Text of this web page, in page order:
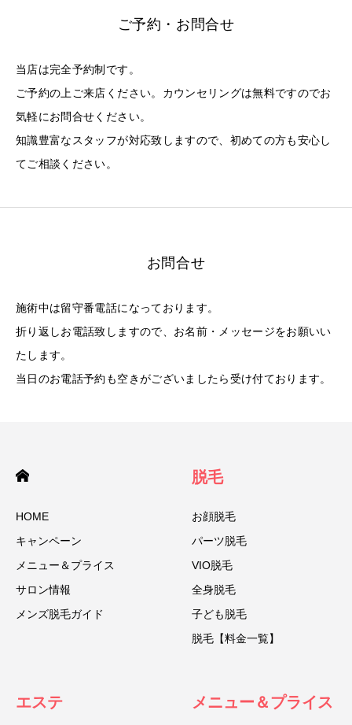
ご予約・お問合せ
当店は完全予約制です。
ご予約の上ご来店ください。カウンセリングは無料ですのでお
気軽にお問合せください。
知識豊富なスタッフが対応致しますので、初めての方も安心し
てご相談ください。
お問合せ
施術中は留守番電話になっております。
折り返しお電話致しますので、お名前・メッセージをお願いい
たします。
当日のお電話予約も空きがございましたら受け付ております。
HOME
キャンペーン
メニュー＆プライス
サロン情報
メンズ脱毛ガイド
脱毛
お顔脱毛
パーツ脱毛
VIO脱毛
全身脱毛
子ども脱毛
脱毛【料金一覧】
エステ メニュー＆プライス